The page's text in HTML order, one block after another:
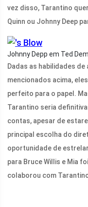
vez disso, Tarantino
Quinn ou Johnny Deep
Johnny Depp em Ted
Dadas as habilidades
mencionados acima,
perfeito para o papel.
Tarantino seria
contas, apesar de
principal escolha do
oportunidade de estrelar
para Bruce Willis e Mia
colaborou com